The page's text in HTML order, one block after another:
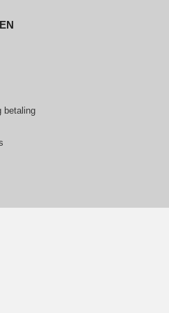
betaling